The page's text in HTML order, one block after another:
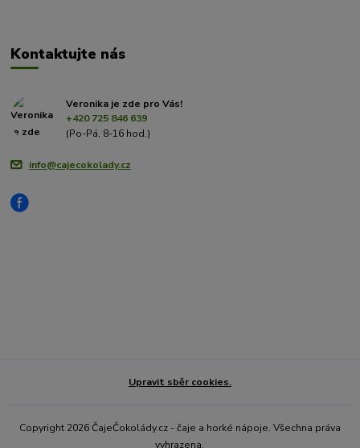
Kontaktujte nás
Veronika je zde pro Vás!
+420 725 846 639
(Po-Pá, 8-16 hod.)
info@cajecokolady.cz
Upravit sběr cookies.
Copyright 2026 ČajeČokolády.cz - čaje a horké nápoje. Všechna práva
vyhrazena.